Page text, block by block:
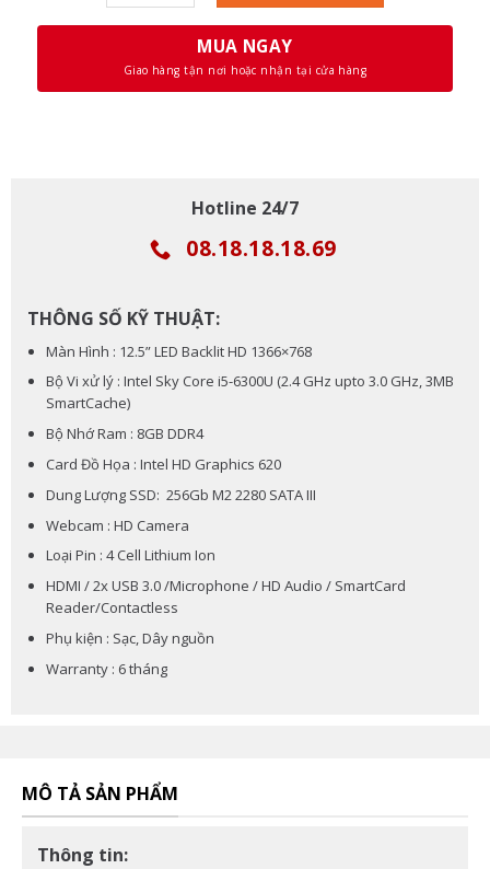
MUA NGAY
Giao hàng tận nơi hoặc nhận tại cửa hàng
Hotline 24/7
08.18.18.18.69
THÔNG SỐ KỸ THUẬT:
Màn Hình : 12.5” LED Backlit HD 1366×768
Bộ Vi xử lý : Intel Sky Core i5-6300U (2.4 GHz upto 3.0 GHz, 3MB
SmartCache)
Bộ Nhớ Ram : 8GB DDR4
Card Đồ Họa : Intel HD Graphics 620
Dung Lượng SSD: 256Gb M2 2280 SATA III
Webcam : HD Camera
Loại Pin : 4 Cell Lithium Ion
HDMI / 2x USB 3.0 /Microphone / HD Audio / SmartCard
Reader/Contactless
Phụ kiện : Sạc, Dây nguồn
Warranty : 6 tháng
MÔ TẢ SẢN PHẨM
Thông tin: